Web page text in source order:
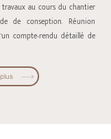
au cours du chantier
de conseption. Réunion
compte-rendu détaillé de